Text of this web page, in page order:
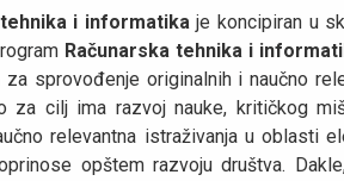
tehnika i informatikaje koncipiran u
Računarska tehnika i
sprovođenje originalnih i naučno
za cilj ima razvoj nauke, kritičkog
relevantna istraživanja u oblasti
opštem razvoju društva.